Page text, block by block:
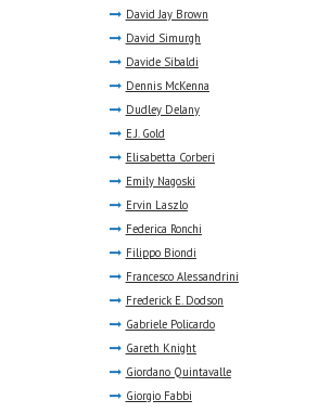
David Jay Brown
David Simurgh
Davide Sibaldi
Dennis McKenna
Dudley Delany
E.J. Gold
Elisabetta Corberi
Emily Nagoski
Ervin Laszlo
Federica Ronchi
Filippo Biondi
Francesco Alessandrini
Frederick E. Dodson
Gabriele Policardo
Gareth Knight
Giordano Quintavalle
Giorgio Fabbi